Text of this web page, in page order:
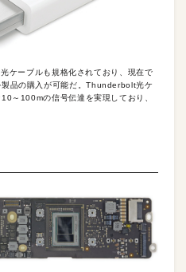
ケーブルも規格化されており、現在で
品の購入が可能だ。Thunderbolt光ケ
～100mの信号伝達を実現しており、